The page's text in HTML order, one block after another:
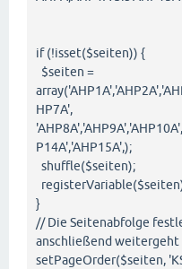
if (!isset($seiten)) {
$seiten =
HP7A',
P14A','AHP15A',);
shuffle($seiten);
}
// Die Seitenabfolge
anschließend weitergeht
setPageOrder($seiten,